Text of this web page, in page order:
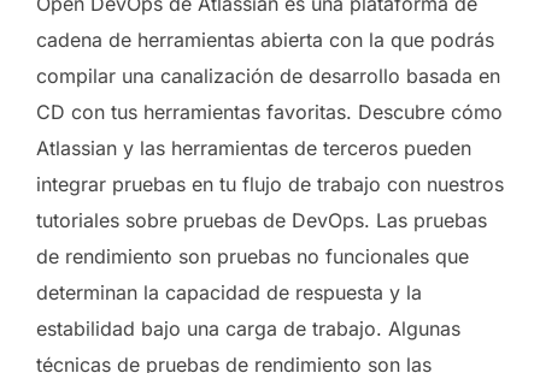
cadena de herramientas abierta con la que podrás
compilar una canalización de desarrollo basada en
CD con tus herramientas favoritas. Descubre cómo
Atlassian y las herramientas de terceros pueden
integrar pruebas en tu flujo de trabajo con nuestros
tutoriales sobre pruebas de DevOps. Las pruebas
de rendimiento son pruebas no funcionales que
determinan la capacidad de respuesta y la
estabilidad bajo una carga de trabajo. Algunas
técnicas de pruebas de rendimiento son las